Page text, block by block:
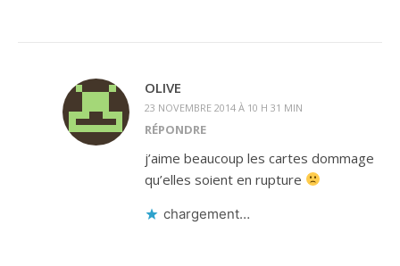
OLIVE
23 NOVEMBRE 2014 À 10 H 31 MIN
RÉPONDRE
j’aime beaucoup les cartes dommage
qu’elles soient en rupture
chargement…